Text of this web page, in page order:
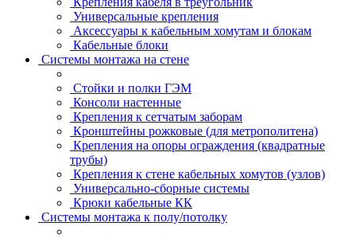
Универсальные крепления
Аксессуары к кабельным хомутам и блокам
Кабельные блоки
Системы монтажа на стене
Стойки и полки ГЭМ
Консоли настенные
Крепления к сетчатым заборам
Кронштейны рожковые (для метрополитена)
Крепления на опоры ограждения (квадратные
трубы)
Крепления к стене кабельных хомутов (узлов)
Универсально-сборные системы
Крюки кабельные КК
Системы монтажа к полу/потолку